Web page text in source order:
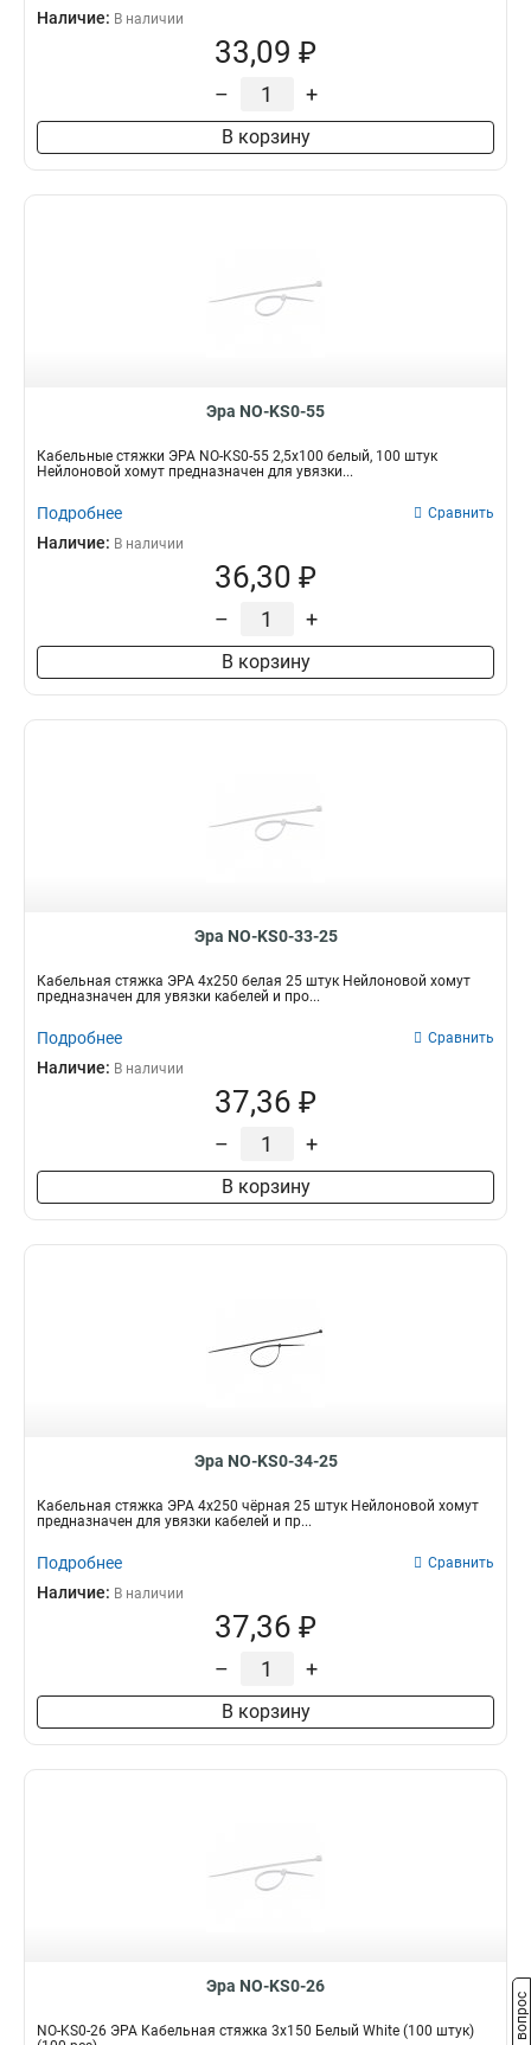
Наличие: В наличии
33,09 ₽
– +
В корзину
Эра NO-KS0-55
Кабельные стяжки ЭРА NO-KS0-55 2,5х100 белый, 100 штук
Нейлоновой хомут предназначен для увязки...
Подробнее Сравнить
Наличие: В наличии
36,30 ₽
– +
В корзину
Эра NO-KS0-33-25
Кабельная стяжка ЭРА 4x250 белая 25 штук Нейлоновой хомут
предназначен для увязки кабелей и про...
Подробнее Сравнить
Наличие: В наличии
37,36 ₽
– +
В корзину
Эра NO-KS0-34-25
Кабельная стяжка ЭРА 4x250 чёрная 25 штук Нейлоновой хомут
предназначен для увязки кабелей и пр...
Подробнее Сравнить
Наличие: В наличии
37,36 ₽
– +
В корзину
Эра NO-KS0-26
NO-KS0-26 ЭРА Кабельная стяжка 3х150 Белый White (100 штук)